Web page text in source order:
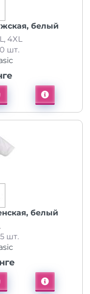
белый
4XL
шт.
белый
шт.